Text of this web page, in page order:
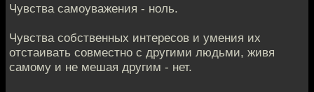
Чувства самоуважения - ноль.
Чувства собственных интересов и умения их
отстаивать совместно с другими людьми, живя
самому и не мешая другим - нет.